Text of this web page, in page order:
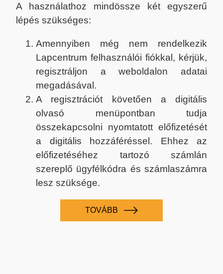
A használathoz mindössze két egyszerű
lépés szükséges:
Amennyiben még nem rendelkezik
Lapcentrum felhasználói fiókkal, kérjük,
regisztráljon a weboldalon adatai
megadásával.
A regisztrációt követően a digitális
olvasó menüpontban tudja
összekapcsolni nyomtatott előfizetését
a digitális hozzáféréssel. Ehhez az
előfizetéséhez tartozó számlán
szereplő ügyfélkódra és számlaszámra
lesz szüksége.
TOVÁBB